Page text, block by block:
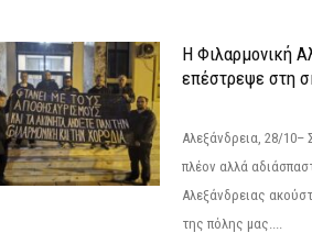
Η Φιλαρμονική
επέστρεψε στη
Αλεξάνδρεια, 28/
πλέον αλλά
Αλεξάνδρειας
της πόλης μας....